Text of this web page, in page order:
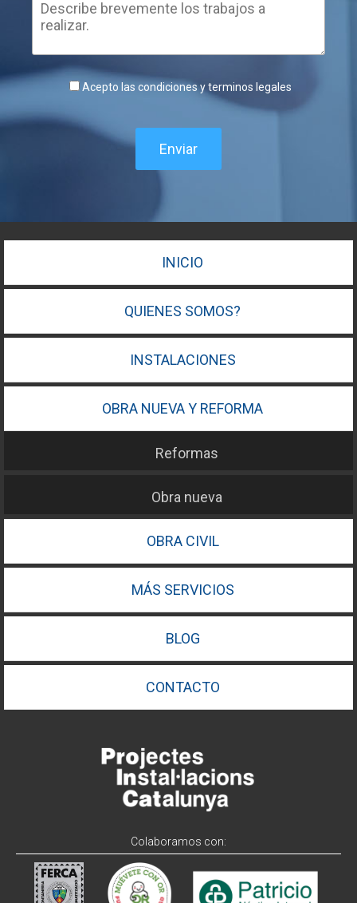
Acepto las condiciones y terminos legales
Enviar
INICIO
QUIENES SOMOS?
INSTALACIONES
OBRA NUEVA Y REFORMA
Reformas
Obra nueva
OBRA CIVIL
MÁS SERVICIOS
BLOG
CONTACTO
Colaboramos con: